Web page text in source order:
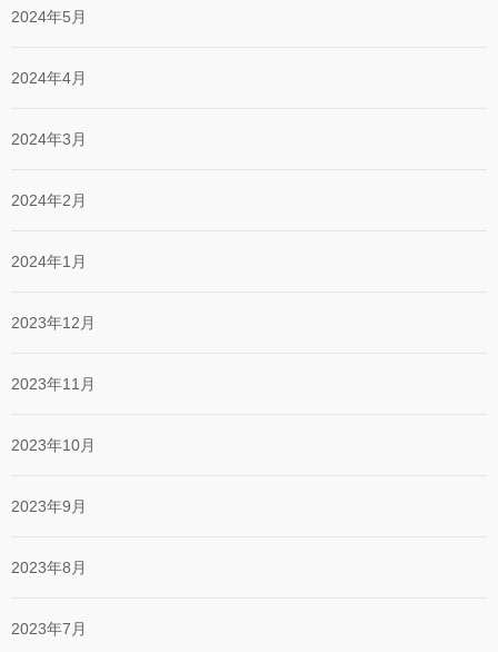
2024年5月
2024年4月
2024年3月
2024年2月
2024年1月
2023年12月
2023年11月
2023年10月
2023年9月
2023年8月
2023年7月